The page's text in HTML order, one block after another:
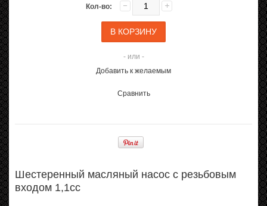
Кол-во:
- или -
Добавить к желаемым
Сравнить
Шестеренный масляный насос с резьбовым
входом 1,1cc